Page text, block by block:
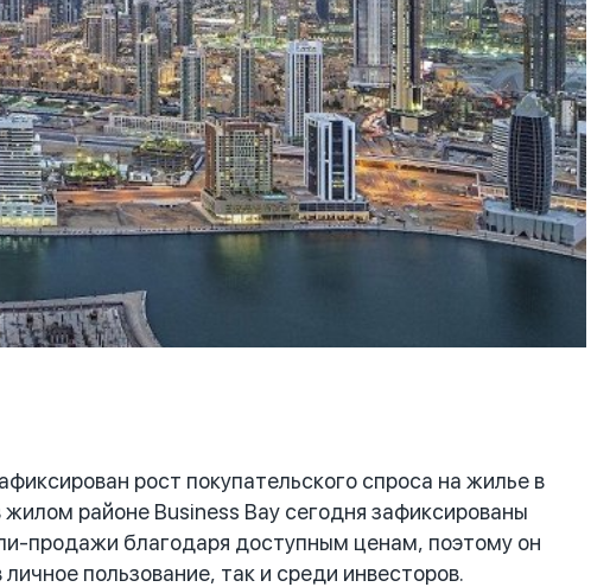
рост покупательского спроса на жилье в
районе Business Bay сегодня зафиксированы
продажи благодаря доступным ценам, поэтому он
пользование, так и среди инвесторов.